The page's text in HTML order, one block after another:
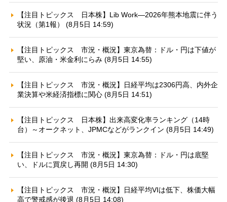
【注目トピックス 日本株】Lib Work—2026年熊本地震に伴う
状況（第1報） (8月5日 14:59)
【注目トピックス 市況・概況】東京為替：ドル・円は下値が
堅い、原油・米金利にらみ (8月5日 14:55)
【注目トピックス 市況・概況】日経平均は2306円高、内外企
業決算や米経済指標に関心 (8月5日 14:51)
【注目トピックス 日本株】出来高変化率ランキング（14時
台）～オークネット、JPMCなどがランクイン (8月5日 14:49)
【注目トピックス 市況・概況】東京為替：ドル・円は底堅
い、ドルに買戻し再開 (8月5日 14:30)
【注目トピックス 市況・概況】日経平均VIは低下、株価大幅
高で警戒感が後退 (8月5日 14:08)